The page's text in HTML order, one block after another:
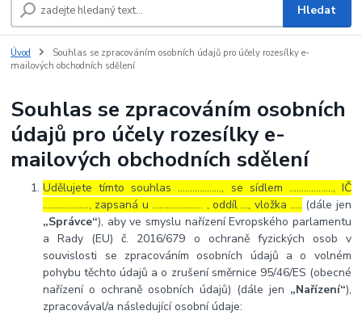
Hledat
Úvod
Souhlas se zpracováním osobních údajů pro účely rozesílky e-
mailových obchodních sdělení
Souhlas se zpracováním osobních
údajů pro účely rozesílky e-
mailových obchodních sdělení
Udělujete tímto souhlas ……………..., se sídlem ………………, IČ
………………., zapsaná u ………………… , oddíl …, vložka ….. (dále jen
„Správce“), aby ve smyslu nařízení Evropského parlamentu
a Rady (EU) č. 2016/679 o ochraně fyzických osob v
souvislosti se zpracováním osobních údajů a o volném
pohybu těchto údajů a o zrušení směrnice 95/46/ES (obecné
nařízení o ochraně osobních údajů) (dále jen „Nařízení“),
zpracovával/a následující osobní údaje: